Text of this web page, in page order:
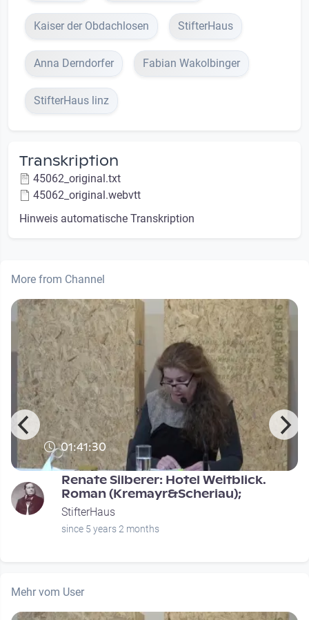
Kaiser der Obdachlosen StifterHaus
Anna Derndorfer Fabian Wakolbinger
StifterHaus linz
Transkription
45062_original.txt
45062_original.webvtt
Hinweis automatische Transkription
More from Channel
01:41:30
Renate Silberer: Hotel Weitblick.
Roman (Kremayr&Scheriau);
StifterHaus
since 5 years 2 months
Mehr vom User